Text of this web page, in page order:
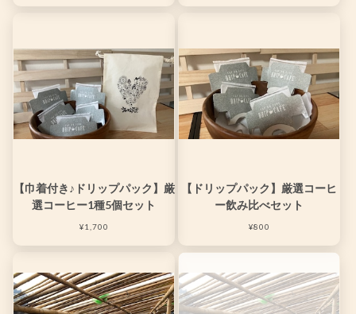
【巾着付き♪ドリップパック】厳
選コーヒー1種5個セット
¥1,700
【ドリップパック】厳選コーヒ
ー飲み比べセット
¥800